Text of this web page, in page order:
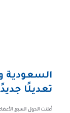
تعديلًا
أعلنت الدول السبع